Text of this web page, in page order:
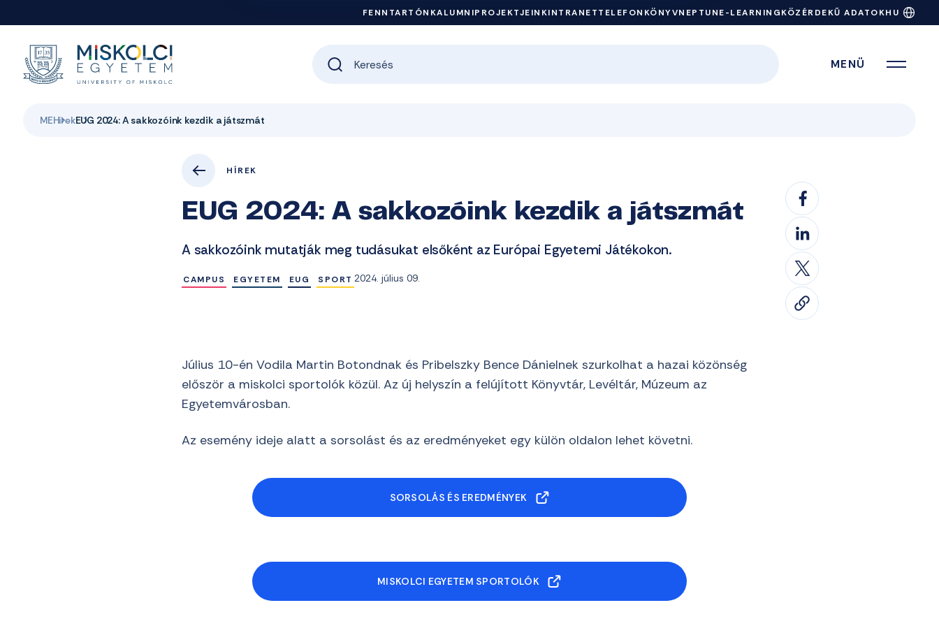
FENNTARTÓNKALUMNIPROJEKTJEINKINTRANETTELEFONKÖNYVNEPTUNE-LEARNINGKÖZÉRDEKŰ ADATOKHU
MENÜ
MEHirekEUG 2024: A sakkozóink kezdik a játszmát
HÍREK
EUG 2024: A sakkozóink kezdik a játszmát
A sakkozóink mutatják meg tudásukat elsőként az Európai Egyetemi Játékokon.
CAMPUS EGYETEM EUG SPORT 2024. július 09.
Július 10-én Vodila Martin Botondnak és Pribelszky Bence Dánielnek szurkolhat a hazai közönség
először a miskolci sportolók közül. Az új helyszín a felújított Könyvtár, Levéltár, Múzeum az
Egyetemvárosban.
Az esemény ideje alatt a sorsolást és az eredményeket egy külön oldalon lehet követni.
SORSOLÁS ÉS EREDMÉNYEK
MISKOLCI EGYETEM SPORTOLÓK